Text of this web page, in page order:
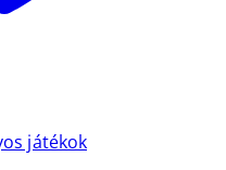
játékok